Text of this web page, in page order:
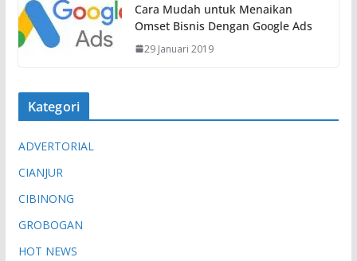
Cara Mudah untuk Menaikan
Omset Bisnis Dengan Google Ads
29 Januari 2019
Kategori
ADVERTORIAL
CIANJUR
CIBINONG
GROBOGAN
HOT NEWS